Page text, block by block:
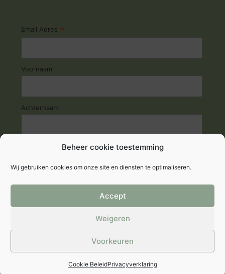
Beheer cookie toestemming
Wij gebruiken cookies om onze site en diensten te optimaliseren.
Accept
Weigeren
Voorkeuren
Cookie BeleidPrivacyverklaring
Email Adres *
Voornaam
Achternaam
© 2026 Fyto-Life
|Cookie verklaring
voorwaarden|Verzend-, retour- en leverbeleid|
Bestelling herroepen